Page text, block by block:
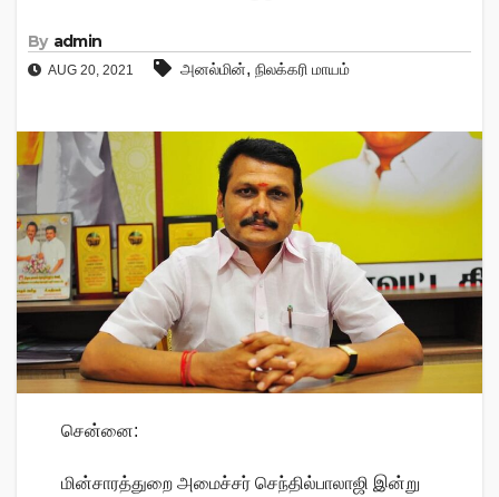
By admin
AUG 20, 2021 அனல்மின், நிலக்கரி மாயம்
சென்னை:
மின்சாரத்துறை அமைச்சர் செந்தில்பாலாஜி இன்று